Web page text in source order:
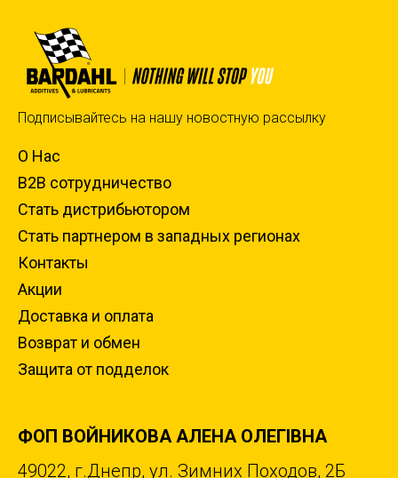
Подписывайтесь на нашу новостную рассылку
О Нас
B2B сотрудничество
Стать дистрибьютором
Стать партнером в западных регионах
Контакты
Акции
Доставка и оплата
Возврат и обмен
Защита от подделок
ФОП ВОЙНИКОВА АЛЕНА ОЛЕГІВНА
49022, г.Днепр, ул. Зимних Походов, 2Б